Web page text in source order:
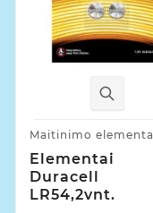
Maitinimo
Elementai
Duracell
LR54,2vnt.